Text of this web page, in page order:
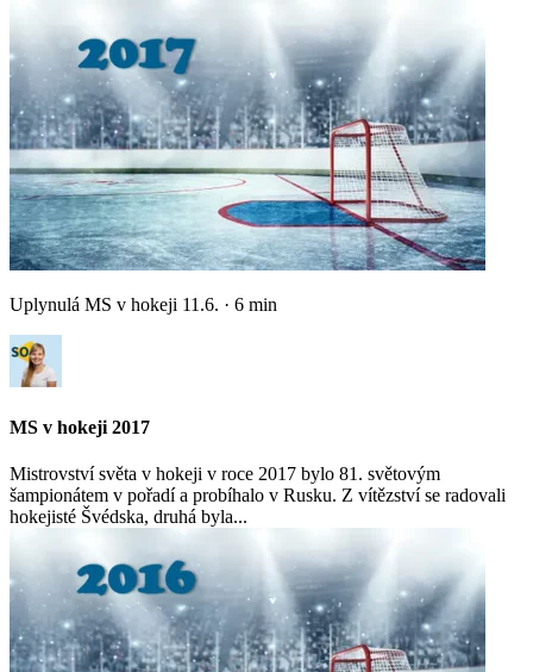
Uplynulá MS v hokeji 11.6. · 6 min
MS v hokeji 2017
Mistrovství světa v hokeji v roce 2017 bylo 81. světovým
šampionátem v pořadí a probíhalo v Rusku. Z vítězství se radovali
hokejisté Švédska, druhá byla...